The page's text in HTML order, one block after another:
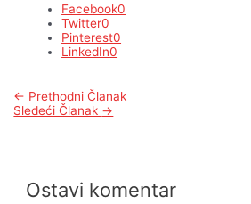
Facebook0
Twitter0
Pinterest0
LinkedIn0
Kretanje
članka
← Prethodni Članak
Sledeći Članak →
Ostavi komentar